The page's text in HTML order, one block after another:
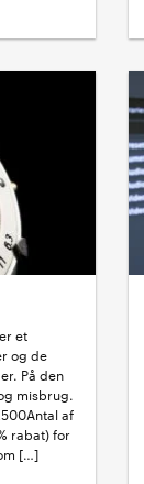
et
og de
På den
misbrug.
af
rabat) for
[…]